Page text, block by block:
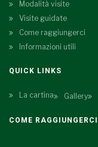
Modalità visite
Visite guidate
Come raggiungerci
Informazioni utili
QUICK LINKS
La cartina Gallery
COME RAGGIUNGERCI